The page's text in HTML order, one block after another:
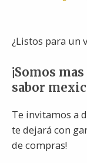
¿Listos para un
¡Somos
sabor
Te invitamos a
te dejará con
de compras!